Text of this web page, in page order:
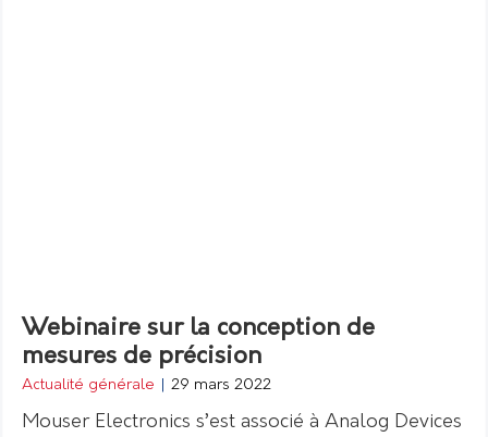
Webinaire sur la conception de
mesures de précision
Actualité générale 29 mars 2022
Mouser Electronics s’est associé à Analog Devices